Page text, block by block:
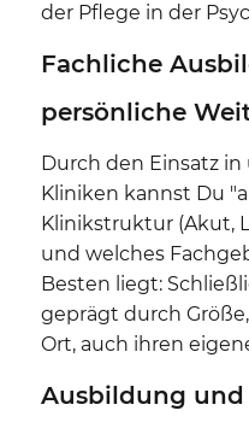
der Pflege in der
Fachliche
persönliche
Durch den Einsatz
Kliniken kannst Du
Klinikstruktur (Akut,
und welches
Besten liegt:
geprägt durch
Ort, auch ihren
Ausbildung